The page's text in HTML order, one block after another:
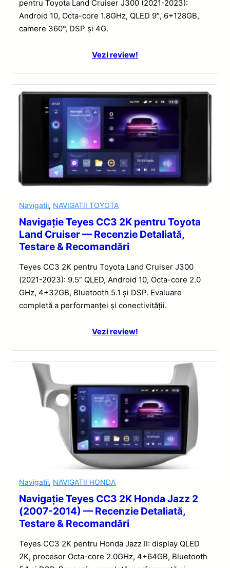
pentru Toyota Land Cruiser J300 (2021-2023):
Android 10, Octa-core 1.8GHz, QLED 9″, 6+128GB,
camere 360°, DSP și 4G.
Vezi review!
Navigatii, NAVIGATII TOYOTA
Navigație Teyes CC3 2K pentru Toyota
Land Cruiser — Recenzie Detaliată,
Testare & Recomandări
Teyes CC3 2K pentru Toyota Land Cruiser J300
(2021-2023): 9.5” QLED, Android 10, Octa-core 2.0
GHz, 4+32GB, Bluetooth 5.1 și DSP. Evaluare
completă a performanței și conectivității.
Vezi review!
Navigatii, NAVIGATII HONDA
Navigație Teyes CC3 2K Honda Jazz 2
(2007-2014) — Recenzie Detaliată,
Testare & Recomandări
Teyes CC3 2K pentru Honda Jazz II: display QLED
2K, procesor Octa-core 2.0GHz, 4+64GB, Bluetooth